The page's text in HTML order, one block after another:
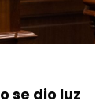
se dio luz